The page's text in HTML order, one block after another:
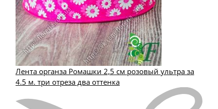
Лента органза Ромашки 2,5 см розовый ультра за
4.5 м. три отреза два оттенка